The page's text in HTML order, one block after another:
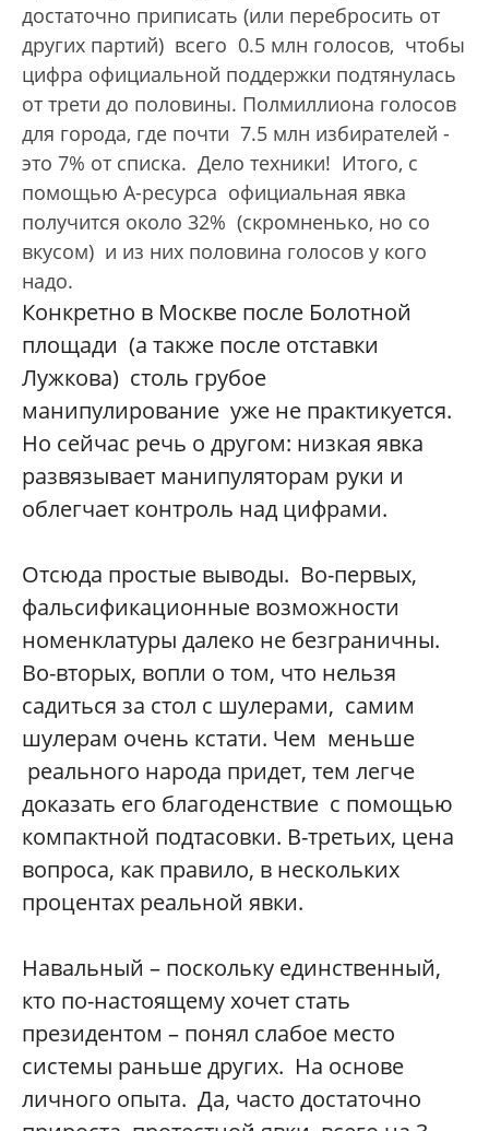
достаточно приписать (или перебросить от
других партий) всего 0.5 млн голосов, чтобы
цифра официальной поддержки подтянулась
от трети до половины. Полмиллиона голосов
для города, где почти 7.5 млн избирателей -
это 7% от списка. Дело техники! Итого, с
помощью А-ресурса официальная явка
получится около 32% (скромненько, но со
вкусом) и из них половина голосов у кого
надо.
Конкретно в Москве после Болотной
площади (а также после отставки
Лужкова) столь грубое
манипулирование уже не практикуется.
Но сейчас речь о другом: низкая явка
развязывает манипуляторам руки и
облегчает контроль над цифрами.
Отсюда простые выводы. Во-первых,
фальсификационные возможности
номенклатуры далеко не безграничны.
Во-вторых, вопли о том, что нельзя
садиться за стол с шулерами, самим
шулерам очень кстати. Чем меньше
реального народа придет, тем легче
доказать его благоденствие с помощью
компактной подтасовки. В-третьих, цена
вопроса, как правило, в нескольких
процентах реальной явки.
Навальный – поскольку единственный,
кто по-настоящему хочет стать
президентом – понял слабое место
системы раньше других. На основе
личного опыта. Да, часто достаточно